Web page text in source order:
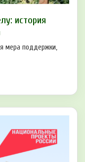
история
мера поддержки,